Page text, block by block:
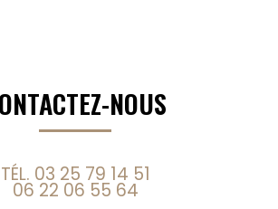
NOUS
TÉL. 03 25 79 14 51
06 22 06 55 64